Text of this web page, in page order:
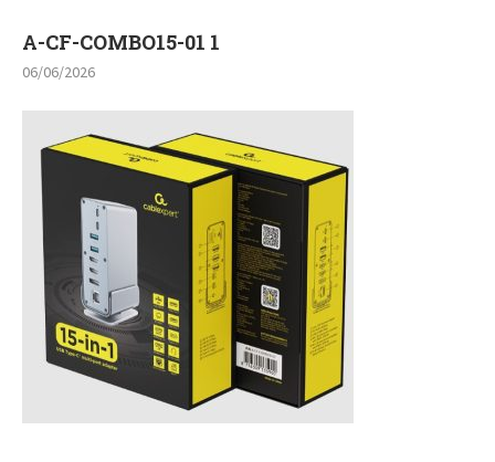
A-CF-COMBO15-01 1
06/06/2026